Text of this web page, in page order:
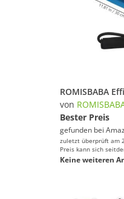
Boards
Brillen
Kugeln
von
Bester Preis
gefunden bei
zuletzt überprüft am
Preis kann sich
Keine weiteren